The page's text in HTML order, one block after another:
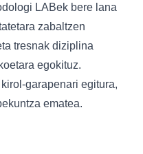
LABek bere lana
zabaltzen
tresnak diziplina
egokituz.
garapenari egitura,
ematea.